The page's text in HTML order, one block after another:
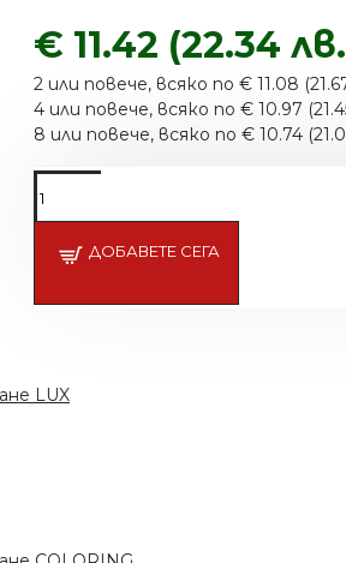
€ 11.42 (22.34
2 или повече, всяко по € 11.08
4 или повече, всяко по € 10.97
8 или повече, всяко по € 10.74
ДОБАВЕТЕ СЕГА
LUX